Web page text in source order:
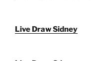
Live Draw Sidney